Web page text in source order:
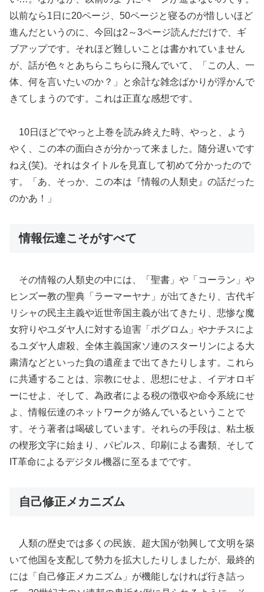
以前なら1日に20ページ、50ページと寝るのが惜しいほど
進んだというのに、今回は2～3ページ読んだだけで、ギ
ブアップです。それほど難しいことは書かれていません
が、話が色々とあちらこちらに飛んでいて、「この人、一
体、何を言いたいのか？」と余計な雑念ばかりが浮かんで
きてしまうのです。これは正直な感想です。
10日ほどでやっと上巻を読み終えた時、やっと、よう
やく、この本の面白さが分かって来ました。随分遅いです
ねえ(笑)。それはタイトルを見直して初めて分かったので
す。「あ、そっか、この本は『情報の人類史』の話だった
のかあ！」
情報伝達こそがすべて
その情報の人類史の中には、「聖書」や「コーラン」や
ヒンズー教の聖典「ラーマーヤナ」が出てきたり、古代ギ
リシャの民主主義や近世帝国主義が出てきたり、悲惨な魔
女狩りやユダヤ人に対する迫害「ポグロム」やナチスによ
るユダヤ人虐殺、全体主義国家ソ連のスターリンによる大
粛清などといった負の遺産まで出てきたりします。これら
に共通することは、宗教にせよ、思想にせよ、イデオロギ
ーにせよ、そして、為政者による税の徴収や命令系統にせ
よ、情報伝達のネットワークが絡んでいるということで
す。そう著者は喝破しています。それらの手段は、粘土板
の楔形文字に始まり、パピルス、印刷による書類、そして
IT革命によるデジタル機器に至るまでです。
自己修正メカニズム
人類の歴史では多くの民族、超大国が勃興して文明を築
いて他国を支配して勢力を拡大したりしましたが、最終的
には「自己修正メカニズム」が機能しなければ行き詰っ